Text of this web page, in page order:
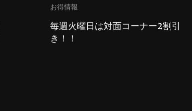
お得情報
毎週火曜日は対面コーナー2割引
き！！